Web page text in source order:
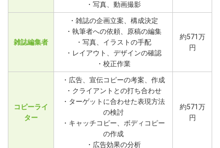
・写真、動画撮影
雑誌編集者
・雑誌の企画立案、構成決定
・執筆者への依頼、原稿の編集
・写真、イラストの手配
・レイアウト、デザインの確認
・校正作業
約571万
円
コピーライ
ター
・広告、宣伝コピーの考案、作成
・クライアントとの打ち合わせ
・ターゲットに合わせた表現方法
の検討
・キャッチコピー、ボディコピー
の作成
・広告効果の分析
約571万
円